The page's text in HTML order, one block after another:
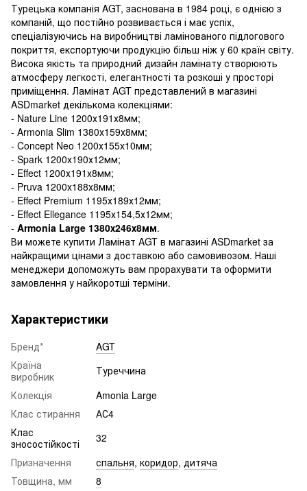
Турецька компанія AGT, заснована в 1984 році, є однією з
компаній, що постійно розвивається і має успіх,
спеціалізуючись на виробництві ламінованого підлогового
покриття, експортуючи продукцію більш ніж у 60 країн світу.
Висока якість та природний дизайн ламінату створюють
атмосферу легкості, елегантності та розкоші у просторі
приміщення. Ламінат AGT представлений в магазині
ASDmarket декількома колекціями:
- Nature Line 1200х191х8мм;
- Armonia Slim 1380х159х8мм;
- Concept Neo 1200х155х10мм;
- Spark 1200х190х12мм;
- Effect 1200х191х8мм;
- Pruva 1200х188х8мм;
- Effect Premium 1195х189х12мм;
- Effect Ellegance 1195х154,5х12мм;
- Armonia Large 1380х246х8мм.
Ви можете купити Ламінат AGT в магазині ASDmarket за
найкращими цінами з доставкою або самовивозом. Наші
менеджери допоможуть вам прорахувати та оформити
замовлення у найкоротші терміни.
Характеристики
Бренд*
AGT
Країна
виробник
Туреччина
Колекція
Amonia Large
Клас стирання
АС4
Клас
зносостійкості
32
Призначення
спальня, коридор, дитяча
Товщина, мм
8